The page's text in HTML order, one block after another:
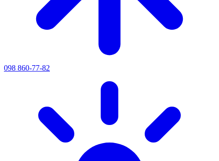
098 860-77-82